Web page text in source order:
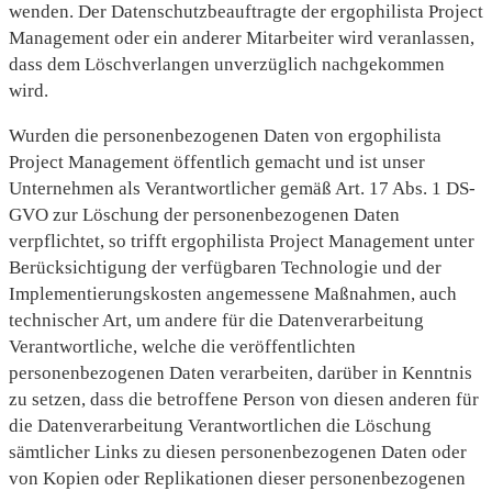
wenden. Der Datenschutzbeauftragte der ergophilista Project
Management oder ein anderer Mitarbeiter wird veranlassen,
dass dem Löschverlangen unverzüglich nachgekommen
wird.
Wurden die personenbezogenen Daten von ergophilista
Project Management öffentlich gemacht und ist unser
Unternehmen als Verantwortlicher gemäß Art. 17 Abs. 1 DS-
GVO zur Löschung der personenbezogenen Daten
verpflichtet, so trifft ergophilista Project Management unter
Berücksichtigung der verfügbaren Technologie und der
Implementierungskosten angemessene Maßnahmen, auch
technischer Art, um andere für die Datenverarbeitung
Verantwortliche, welche die veröffentlichten
personenbezogenen Daten verarbeiten, darüber in Kenntnis
zu setzen, dass die betroffene Person von diesen anderen für
die Datenverarbeitung Verantwortlichen die Löschung
sämtlicher Links zu diesen personenbezogenen Daten oder
von Kopien oder Replikationen dieser personenbezogenen